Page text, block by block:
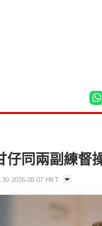
仔同兩副練督
2026-08-07 HKT